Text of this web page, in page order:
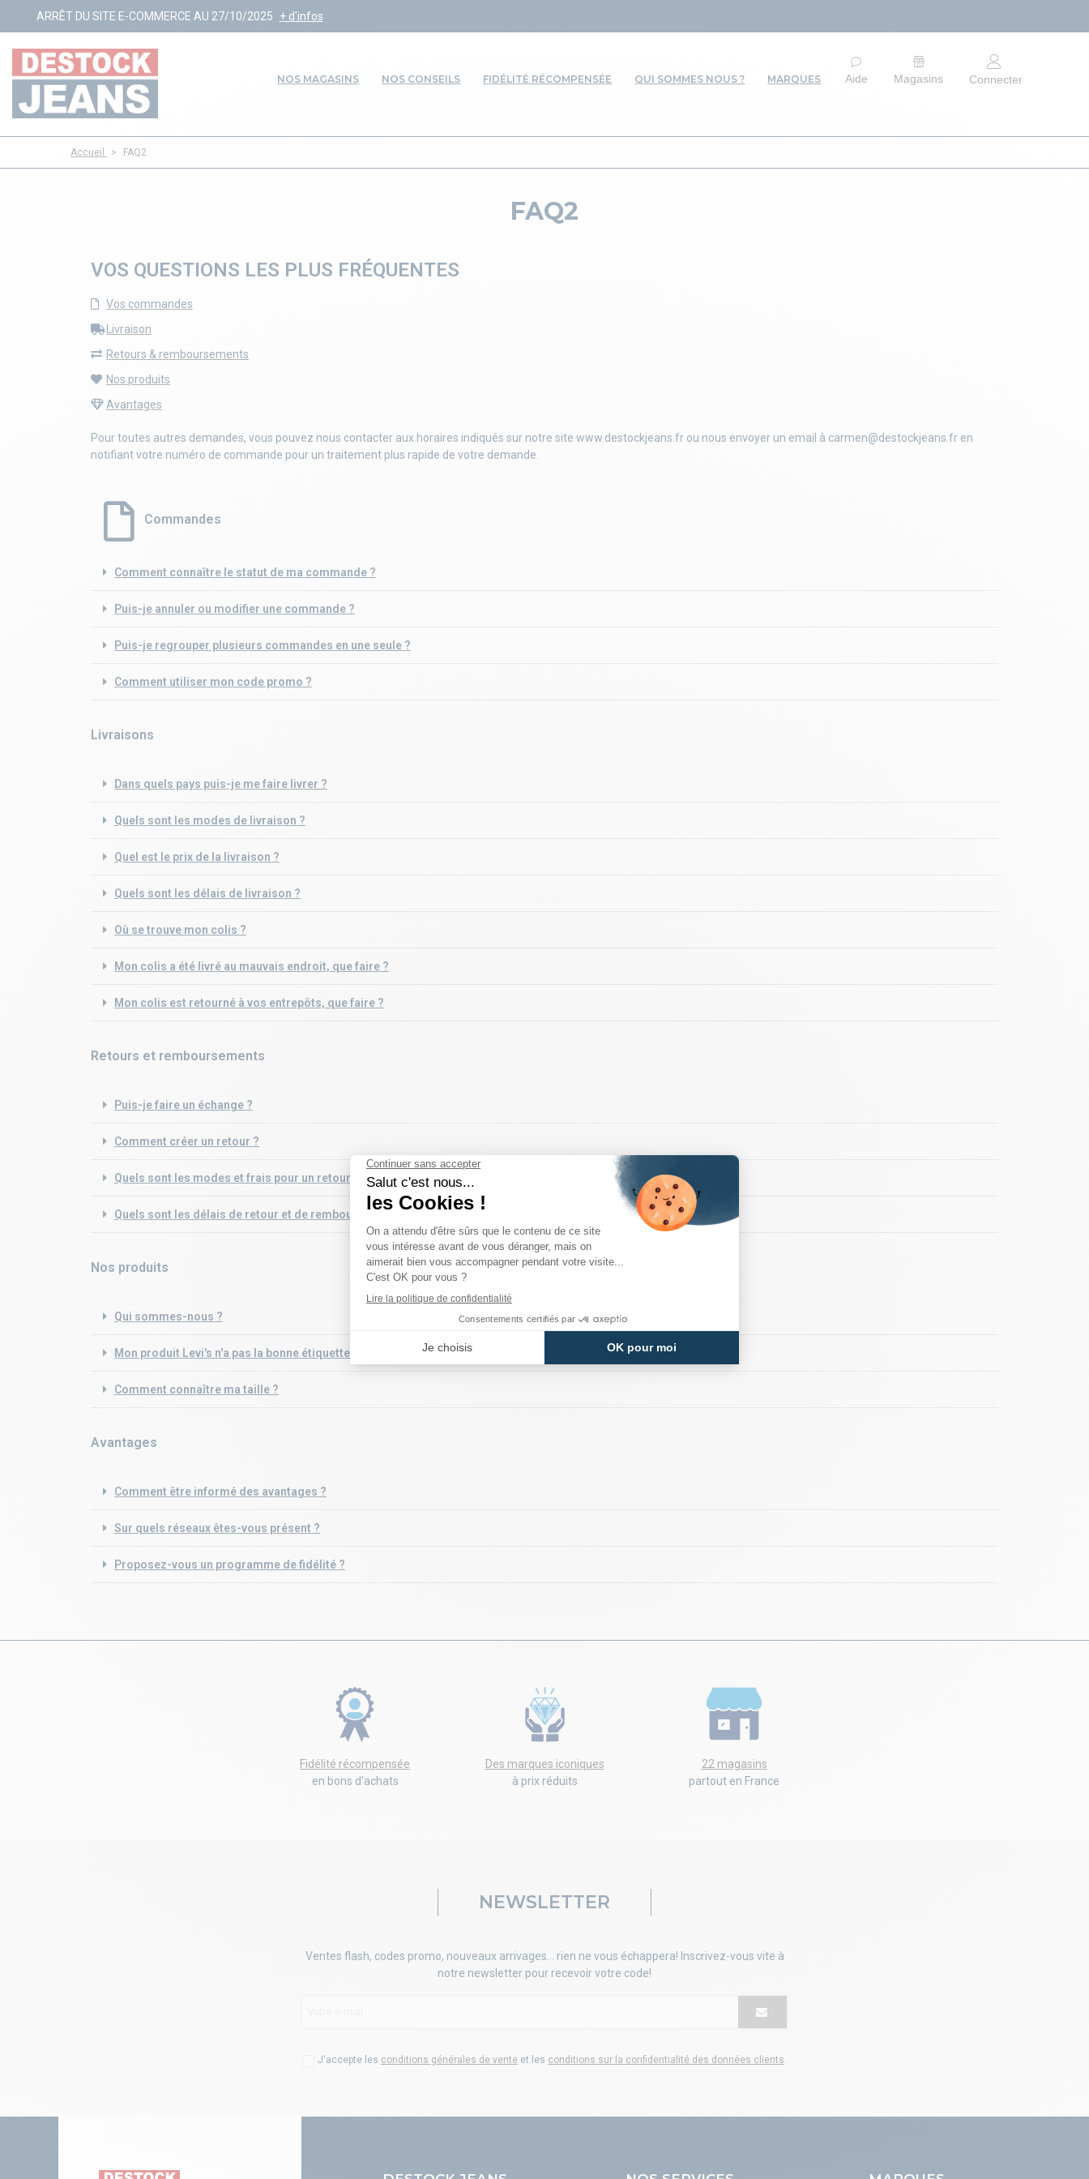
DU SITE E-COMMERCE AU 27/10/2025 + d'infos
NOS MAGASINS NOS CONSEILS FIDÉLITÉ RÉCOMPENSÉE QUI SOMMES NOUS ? MARQUES Aide Magasins Connecter
Accueil > FAQ2
FAQ2
VOS QUESTIONS LES PLUS FRÉQUENTES
Vos commandes
Livraison
Retours & remboursements
Nos produits
Avantages
Pour toutes autres demandes, vous pouvez nous contacter aux horaires indiqués sur notre site www.destockjeans.fr ou nous envoyer un email à carmen@destockjeans.fr en
notifiant votre numéro de commande pour un traitement plus rapide de votre demande.
Commandes
Comment connaître le statut de ma commande ?
Puis-je annuler ou modifier une commande ?
Puis-je regrouper plusieurs commandes en une seule ?
Comment utiliser mon code promo ?
Livraisons
Dans quels pays puis-je me faire livrer ?
Quels sont les modes de livraison ?
Quel est le prix de la livraison ?
Quels sont les délais de livraison ?
Où se trouve mon colis ?
Mon colis a été livré au mauvais endroit, que faire ?
Mon colis est retourné à vos entrepôts, que faire ?
Retours et remboursements
Puis-je faire un échange ?
Comment créer un retour ?
Quels sont les modes et frais pour un retour ?
Quels sont les délais de retour et de remboursement ?
Nos produits
Qui sommes-nous ?
Mon produit Levi's n'a pas la bonne étiquette rouge. Est-ce normal ?
Comment connaître ma taille ?
Avantages
Comment être informé des avantages ?
Sur quels réseaux êtes-vous présent ?
Proposez-vous un programme de fidélité ?
Fidélité récompensée
en bons d'achats
Des marques iconiques
à prix réduits
22 magasins
partout en France
NEWSLETTER
Ventes flash, codes promo, nouveaux arrivages... rien ne vous échappera! Inscrivez-vous vite à
notre newsletter pour recevoir votre code!
J'accepte les conditions générales de vente et les conditions sur la confidentialité des données clients